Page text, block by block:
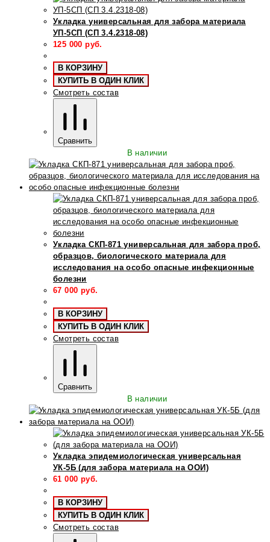
Укладка универсальная для забора материала
УП-5СП (СП 3.4.2318-08)
125 000 руб.
В КОРЗИНУ
КУПИТЬ В ОДИН КЛИК
Смотреть состав
Сравнить
В наличии
Укладка СКП-871 универсальная для забора проб,
образцов, биологического материала для
исследования на особо опасные инфекционные
болезни
67 000 руб.
В КОРЗИНУ
КУПИТЬ В ОДИН КЛИК
Смотреть состав
Сравнить
В наличии
Укладка эпидемиологическая универсальная
УК-5Б (для забора материала на ООИ)
61 000 руб.
В КОРЗИНУ
КУПИТЬ В ОДИН КЛИК
Смотреть состав